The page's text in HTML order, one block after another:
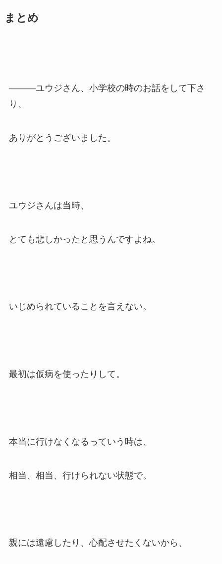
まとめ
―――ユウジさん、小学校の時のお話をして下さ
り、
ありがとうございました。
ユウジさんは当時、
とても悲しかったと思うんですよね。
いじめられていることを言えない。
最初は仮病を使ったりして。
本当に行けなくなるっていう時は、
相当、相当、行けられない状態で。
親には遠慮したり、心配させたくないから、